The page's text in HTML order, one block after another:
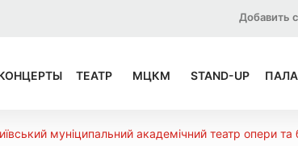
Добавить
ТЕАТР МЦКМ STAND-UP
муніципальний академічний театр опери та